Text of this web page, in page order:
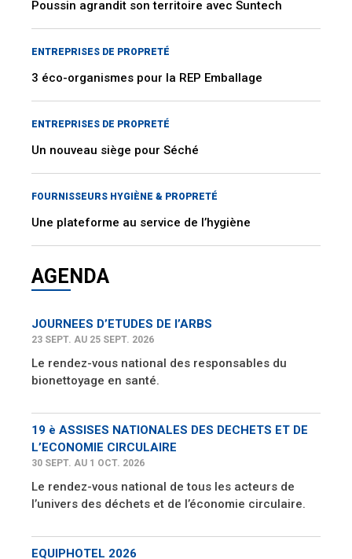
Poussin agrandit son territoire avec Suntech
ENTREPRISES DE PROPRETÉ
3 éco-organismes pour la REP Emballage
ENTREPRISES DE PROPRETÉ
Un nouveau siège pour Séché
FOURNISSEURS HYGIÈNE & PROPRETÉ
Une plateforme au service de l’hygiène
AGENDA
JOURNEES D’ETUDES DE l’ARBS
23 SEPT. AU 25 SEPT. 2026
Le rendez-vous national des responsables du
bionettoyage en santé.
19 è ASSISES NATIONALES DES DECHETS ET DE
L’ECONOMIE CIRCULAIRE
30 SEPT. AU 1 OCT. 2026
Le rendez-vous national de tous les acteurs de
l’univers des déchets et de l’économie circulaire.
EQUIPHOTEL 2026